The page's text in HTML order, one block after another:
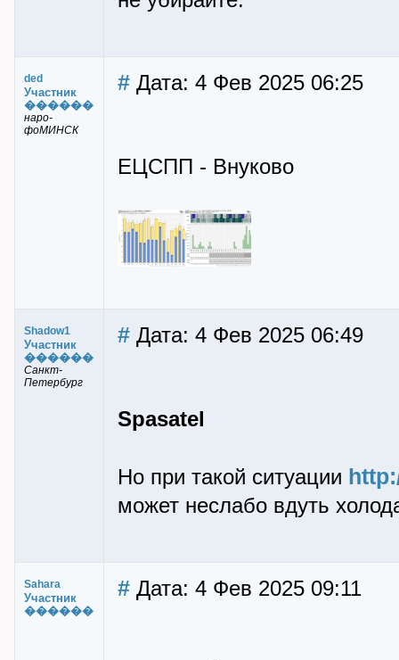
ded
Участник
������
наро-
фоМИНСК
# Дата: 4 Фев 2025 06:25
ЕЦСПП - Внуково
Shadow1
Участник
������
Санкт-
Петербург
# Дата: 4 Фев 2025 06:49
Spasatel
Но при такой ситуации
может неслабо вдуть
Sahara
Участник
������
# Дата: 4 Фев 2025 09:11